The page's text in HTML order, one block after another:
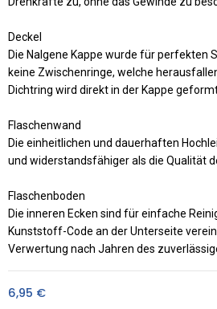
Deckel
Die Nalgene Kappe wurde für perfekten
keine Zwischenringe, welche
Dichtring wird direkt in der Kappe
Flaschenwand
Die einheitlichen und dauerhaften
und widerstandsfähiger als die Qualität
Flaschenboden
Die inneren Ecken sind für einfache
Kunststoff-Code an der Unterseite
Verwertung nach Jahren des
6,95 €